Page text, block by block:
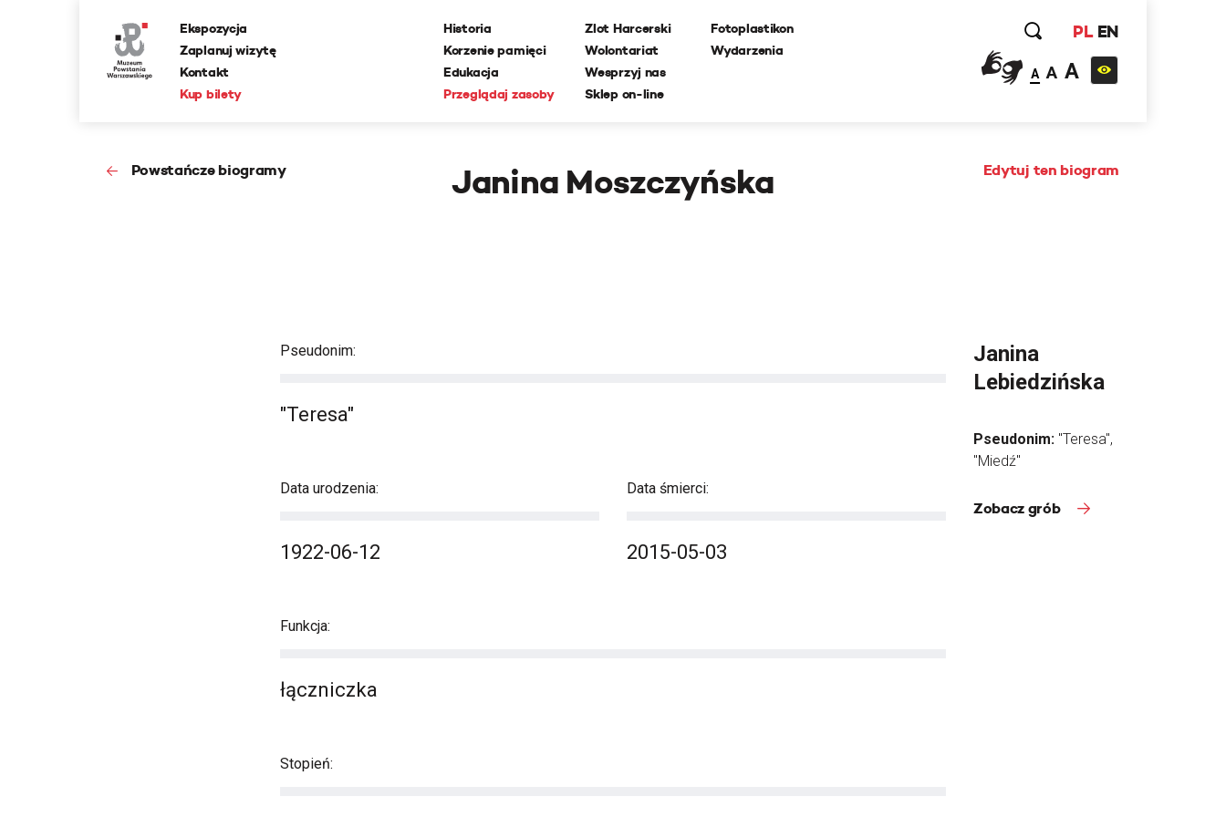
Ekspozycja
Zaplanuj wizytę
Kontakt
Kup bilety
Historia
Korzenie pamięci
Edukacja
Przeglądaj zasoby
Zlot Harcerski
Wolontariat
Wesprzyj nas
Sklep on-line
Fotoplastikon
Wydarzenia
PL EN
A A A
Powstańcze biogramy Edytuj ten biogram
Janina Moszczyńska
Pseudonim:
"Teresa"
Data urodzenia:
1922-06-12
Data śmierci:
2015-05-03
Funkcja:
łączniczka
Stopień:
Janina
Lebiedzińska
Pseudonim: "Teresa",
"Miedź"
Zobacz grób